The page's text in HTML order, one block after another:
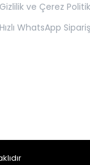
Gizlilik ve Çerez
Hızlı WhatsApp